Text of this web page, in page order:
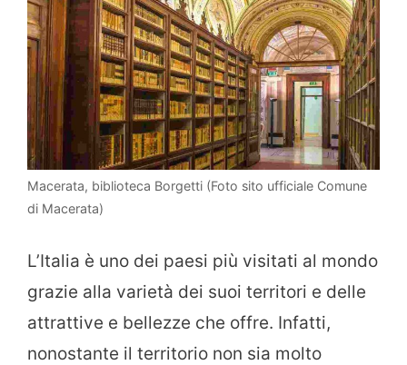
Macerata, biblioteca Borgetti (Foto sito ufficiale Comune
di Macerata)
L’Italia è uno dei paesi più visitati al mondo
grazie alla varietà dei suoi territori e delle
attrattive e bellezze che offre. Infatti,
nonostante il territorio non sia molto